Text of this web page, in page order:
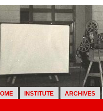
INSTITUTE ARCHIVES